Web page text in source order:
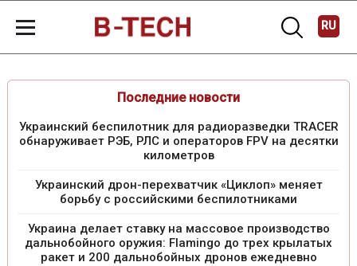
RU
Последние новости
Украинский беспилотник для радиоразведки TRACER
обнаруживает РЭБ, РЛС и операторов FPV на десятки
километров
Украинский дрон-перехватчик «Циклоп» меняет
борьбу с российскими беспилотниками
Украина делает ставку на массовое производство
дальнобойного оружия: Flamingo до трех крылатых
ракет и 200 дальнобойных дронов ежедневно